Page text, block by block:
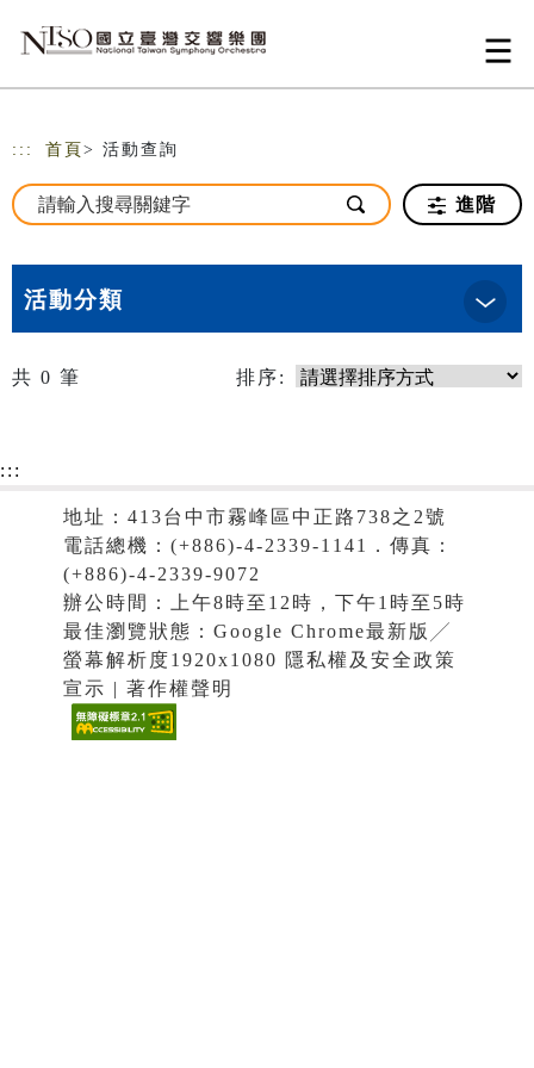
::: 首頁 > 活動查詢
進階
活動分類
共 0 筆 排序:
:::
地址：413台中市霧峰區中正路738之2號
電話總機：(+886)-4-2339-1141．傳真：
(+886)-4-2339-9072
辦公時間：上午8時至12時，下午1時至5時
最佳瀏覽狀態：Google Chrome最新版╱
螢幕解析度1920x1080 隱私權及安全政策
宣示 | 著作權聲明